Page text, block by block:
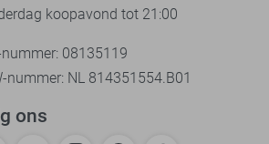
koopavond tot 21:00
nummer: 08135119
nummer: NL 814351554.B01
ons